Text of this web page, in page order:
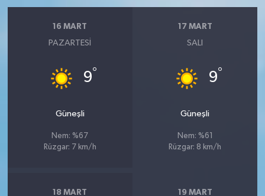
16 MART
PAZARTESI
9°
Güneşli
Nem: %67
Rüzgar: 7 km/h
17 MART
SALI
9°
Güneşli
Nem: %61
Rüzgar: 8 km/h
18 MART 19 MART